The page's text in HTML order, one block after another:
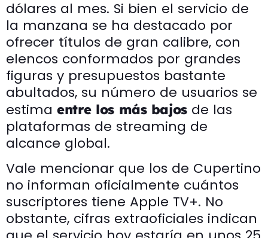
dólares al mes. Si bien el servicio de
la manzana se ha destacado por
ofrecer títulos de gran calibre, con
elencos conformados por grandes
figuras y presupuestos bastante
abultados, su número de usuarios se
estima entre los más bajosde las
plataformas de streaming de
alcance global.
Vale mencionar que los de Cupertino
no informan oficialmente cuántos
suscriptores tiene Apple TV+. No
obstante, cifras extraoficiales indican